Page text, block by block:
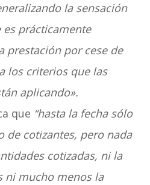
la sensación
prácticamente
prestación por cese de
los criterios que las
aplicando».
que “hasta la fecha sólo
de cotizantes, pero nada
cotizadas, ni la
ni mucho menos la